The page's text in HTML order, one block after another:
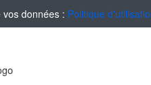
données : Politique